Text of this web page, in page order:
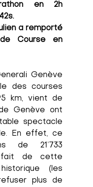
en 2h
a remporté
Course en
Genève
des courses
km, vient de
Genève ont
spectacle
En effet, ce
de 21’733
fait de cette
(les
plus de